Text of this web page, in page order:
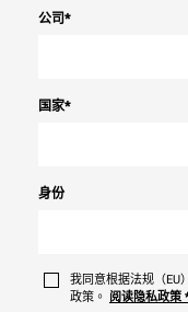
公司*
国家*
身份
我同意根据法规（EU
政策。 阅读隐私政策